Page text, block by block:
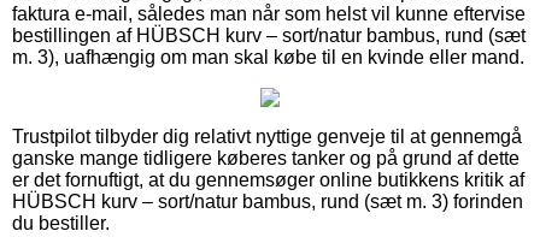
faktura e-mail, således man når som helst vil kunne eftervise
bestillingen af HÜBSCH kurv – sort/natur bambus, rund (sæt
m. 3), uafhængig om man skal købe til en kvinde eller mand.
Trustpilot tilbyder dig relativt nyttige genveje til at gennemgå
ganske mange tidligere køberes tanker og på grund af dette
er det fornuftigt, at du gennemsøger online butikkens kritik af
HÜBSCH kurv – sort/natur bambus, rund (sæt m. 3) forinden
du bestiller.